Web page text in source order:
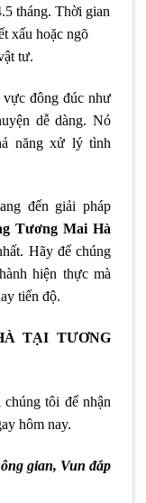
tháng. Thời gian
xấu hoặc ngõ
tư.
đông đúc như
dễ dàng. Nó
năng xử lý tình
đến giải pháp
Tương Mai Hà
Hãy để chúng
hiện thực mà
tiến độ.
TẠI TƯƠNG
tôi để nhận
hôm nay.
gian, Vun đắp